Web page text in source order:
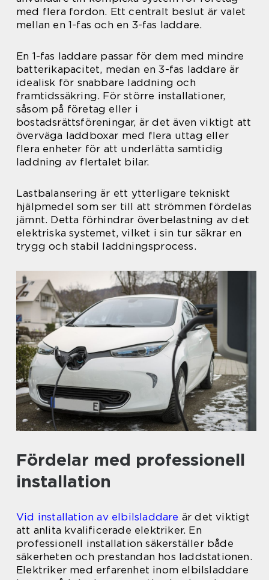
med flera fordon. Ett centralt beslut är valet
mellan en 1-fas och en 3-fas laddare.
En 1-fas laddare passar för dem med mindre
batterikapacitet, medan en 3-fas laddare är
idealisk för snabbare laddning och
framtidssäkring. För större installationer,
såsom på företag eller i
bostadsrättsföreningar, är det även viktigt att
överväga laddboxar med flera uttag eller
flera enheter för att underlätta samtidig
laddning av flertalet bilar.
Lastbalansering är ett ytterligare tekniskt
hjälpmedel som ser till att strömmen fördelas
jämnt. Detta förhindrar överbelastning av det
elektriska systemet, vilket i sin tur säkrar en
trygg och stabil laddningsprocess.
Fördelar med professionell
installation
Vid installation av elbilsladdare är det viktigt
att anlita kvalificerade elektriker. En
professionell installation säkerställer både
säkerheten och prestandan hos laddstationen.
Elektriker med erfarenhet inom elbilsladdare